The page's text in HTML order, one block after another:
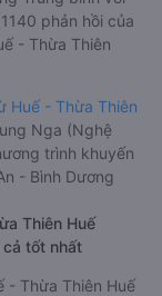
phản hồi của
- Thừa Thiên
Huế - Thừa Thiên
Nga (Nghệ
trình khuyến
- Bình Dương
Thiên Huế
tốt nhất
- Thừa Thiên Huế